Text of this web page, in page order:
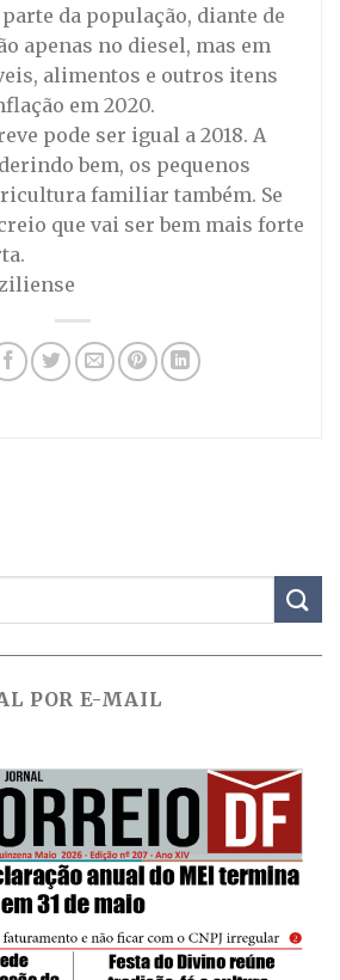
da população, diante de
apenas no diesel, mas em
alimentos e outros itens
em 2020.
pode ser igual a 2018. A
bem, os pequenos
familiar também. Se
que vai ser bem mais forte
POR E-MAIL